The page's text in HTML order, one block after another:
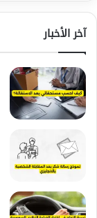
آخر الأخبار